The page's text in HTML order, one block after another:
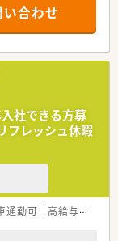
門など様々な業態
す。
することができま
様のストレスを軽
員の方々を守る取
、残業も少ない地
フイベントに合わせ
れており、医療事
い合わせ
社できる方募
フレッシュ休暇
通勤可 高給与(600万円以上)